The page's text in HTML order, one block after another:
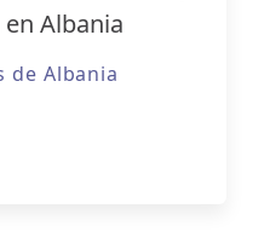
Albania
de Albania